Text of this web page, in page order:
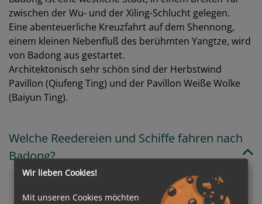
zwischen der Wu- und der Xiling-Schlucht gelegen.
Eine abenteuerliche Kreuzfahrt auf dem Shennong,
einem kleinen Nebenfluß des berühmten Yangtze, wird
von Badong aus gestartet.
Architektonisch sehr schön sind der Herbstwind
Pavillon (Qiufeng Ting) und der Pavillon Weiße Wolke
(Baiyun Ting).
Welche Reedereien und Schiffe fahren nach
Badong?
Wir lieben Cookies!
Mit unseren Cookies möchten